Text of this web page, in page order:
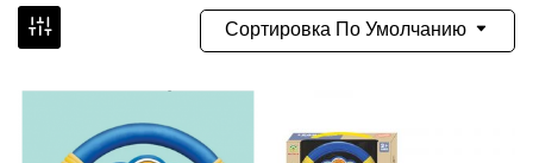
Сортировка По Умолчанию